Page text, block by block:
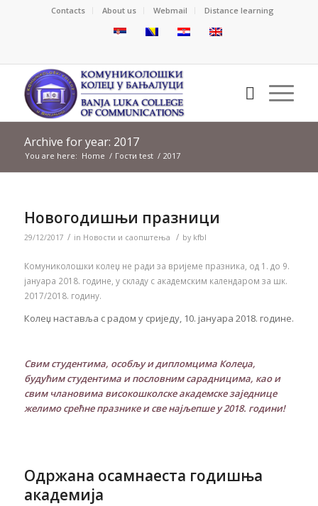
Contacts About us Webmail Distance learning
Archive for year: 2017
You are here: Home / Гости test / 2017
Новогодишњи празници
29/12/2017 / in Новости и саопштења / by kfbl
Комуниколошки колеџ не ради за вријеме празника, од 1. до 9.
јануара 2018. године, у складу с академским календаром за шк.
2017/2018. годину.
Колеџ наставља с радом у сриједу, 10. јануара 2018. године.
Свим студентима, особљу и дипломцима Колеџа,
будућим студентима и пословним сарадницима, као и
свим члановима високошколске академске заједнице
желимо срећне празнике и све најљепше у 2018. години!
Одржана осамнаеста годишња
академија